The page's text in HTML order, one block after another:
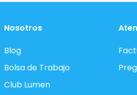
Nosotros
Blog
Bolsa de Trabajo
Club Lumen